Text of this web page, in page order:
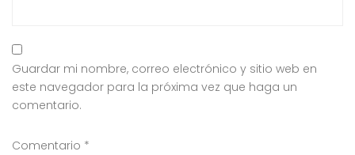
Guardar mi nombre, correo electrónico y sitio web en
este navegador para la próxima vez que haga un
comentario.
Comentario *